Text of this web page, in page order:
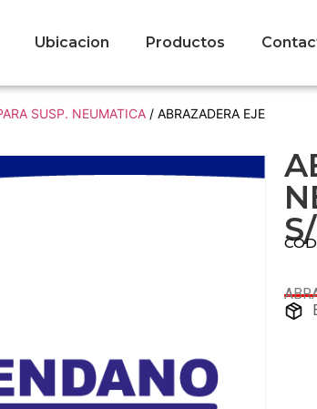
Ubicacion Productos
SUSP. NEUMATICA / ABRAZADERA EJE